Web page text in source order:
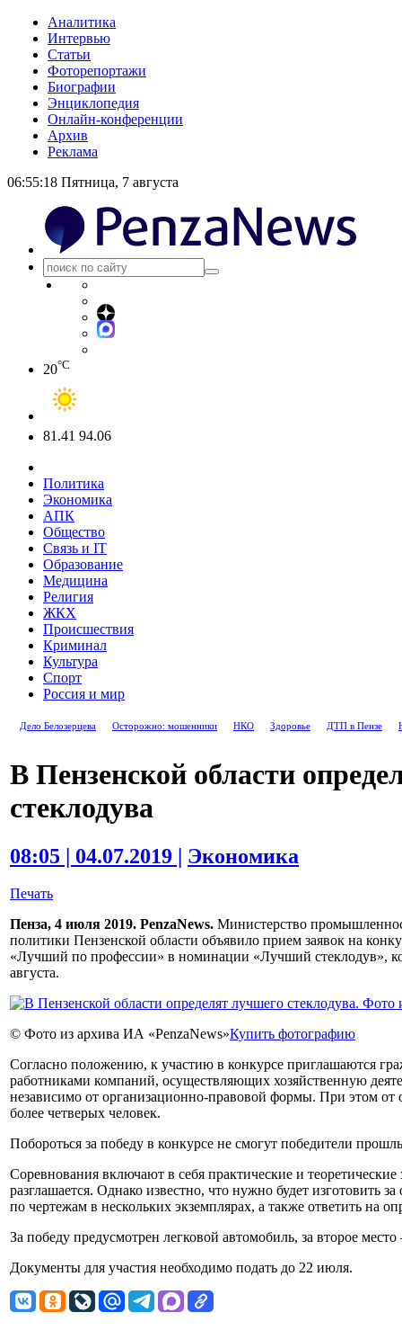
Аналитика
Интервью
Статьи
Фоторепортажи
Биографии
Энциклопедия
Онлайн-конференции
Архив
Реклама
06:55:19 Пятница, 7 августа
20°C
81.41 94.06
Политика
Экономика
АПК
Общество
Связь и IT
Образование
Медицина
Религия
ЖКХ
Происшествия
Криминал
Культура
Спорт
Россия и мир
Дело Белозерцева Осторожно: мошенники НКО Здоровье ДТП в Пензе
В Пензенской области
стеклодува
08:05 | 04.07.2019 | Экономика
Печать
Пенза, 4 июля 2019. PenzaNews. Министерство
политики Пензенской области объявило прием заявок на
«Лучший по профессии» в номинации «Лучший стеклодув»,
августа.
© Фото из архива ИА «PenzaNews»Купить фотографию
Согласно положению, к участию в конкурсе приглашаются
работниками компаний, осуществляющих хозяйственную
независимо от организационно-правовой формы. При этом от
более четверых человек.
Побороться за победу в конкурсе не смогут победители
Соревнования включают в себя практические и
разглашается. Однако известно, что нужно будет изготовить
по чертежам в нескольких экземплярах, а также ответить на
За победу предусмотрен легковой автомобиль, за второе
Документы для участия необходимо подать до 22 июля.